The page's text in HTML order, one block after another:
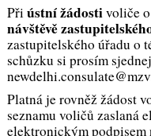
Přiústní žádostivoliče
návštěvě
zastupitelského úřadu o
schůzku si prosím
Platná je rovněž žádost
seznamu voličů zaslaná
elektronickým podpisem